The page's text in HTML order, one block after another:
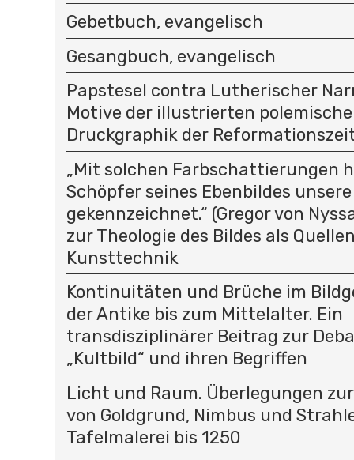
Gebetbuch, evangelisch
Gesangbuch, evangelisch
Papstesel contra Lutherischer
Motive der illustrierten
Druckgraphik der
„Mit solchen Farbschattierungen
Schöpfer seines Ebenbildes
gekennzeichnet.“ (Gregor von
zur Theologie des Bildes als
Kunsttechnik
Kontinuitäten und Brüche im
der Antike bis zum Mittelalter. Ein
transdisziplinärer Beitrag zur
„Kultbild“ und ihren Begriffen
Licht und Raum. Überlegungen
von Goldgrund, Nimbus und
Tafelmalerei bis 1250